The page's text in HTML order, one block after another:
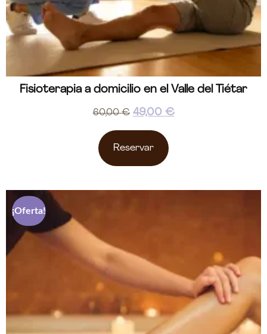
Fisioterapia a domicilio en el Valle del Tiétar
60,00€ 49,00 €
Reservar
¡Oferta!